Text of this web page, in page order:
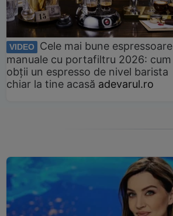
VIDEO
Cele mai bune espressoare
manuale cu portafiltru 2026: cum
obții un espresso de nivel barista
chiar la tine acasă adevarul.ro